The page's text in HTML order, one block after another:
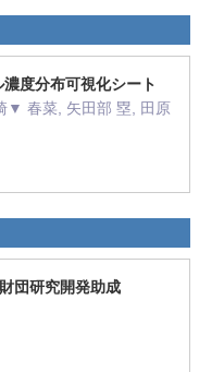
度分布可視化シート
▼ 春菜, 矢田部 塁, 田原
団研究開発助成